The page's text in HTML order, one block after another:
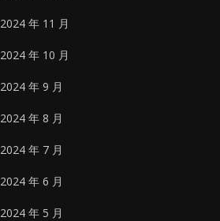
2024 年 11 月
2024 年 10 月
2024 年 9 月
2024 年 8 月
2024 年 7 月
2024 年 6 月
2024 年 5 月